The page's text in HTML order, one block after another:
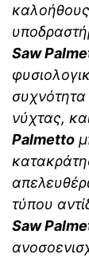
Saw
συχνότητα
νύχτας,
Palmetto
τύπου
Saw